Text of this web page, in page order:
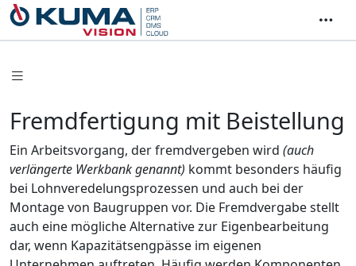
Fremdfertigung mit Beistellung
Ein Arbeitsvorgang, der fremdvergeben wird (auch
verlängerte Werkbank genannt) kommt besonders häufig
bei Lohnveredelungsprozessen und auch bei der
Montage von Baugruppen vor. Die Fremdvergabe stellt
auch eine mögliche Alternative zur Eigenbearbeitung
dar, wenn Kapazitätsengpässe im eigenen